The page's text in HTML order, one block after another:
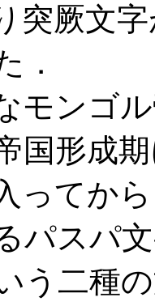
突厥文
．
モンゴ
国形成
ってか
パスパ
う二種